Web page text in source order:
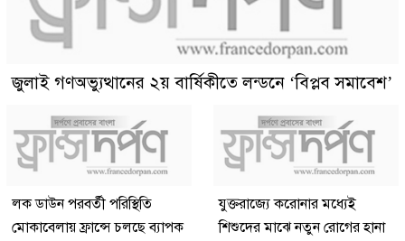
জুলাই গণঅভ্যুত্থানের ২য় বার্ষিকীতে লন্ডনে ‘বিপ্লব সমাবেশ’
লক ডাউন পরবর্তী পরিস্থিতি
মোকাবেলায় ফ্রান্সে চলছে ব্যাপক
যুক্তরাজ্যে করোনার মধ্যেই
শিশুদের মাঝে নতুন রোগের হানা